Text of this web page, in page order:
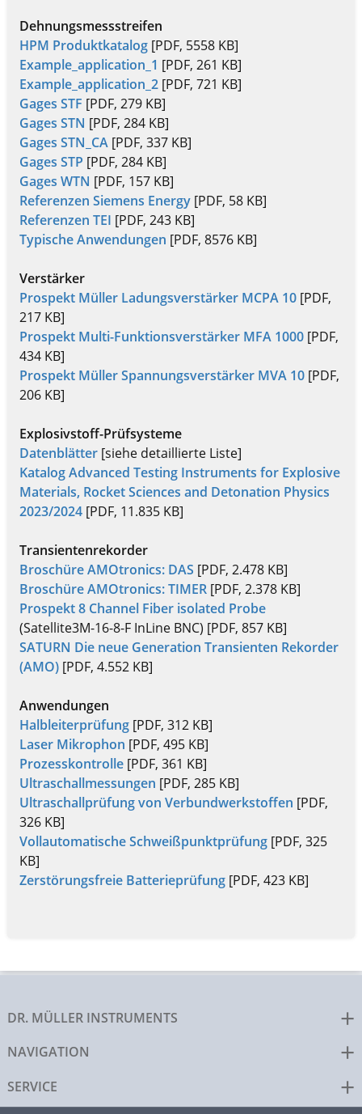
Dehnungsmessstreifen
HPM Produktkatalog[PDF, 5558 KB]
Example_application_1 [PDF, 261 KB]
Example_application_2[PDF, 721 KB]
Gages STF [PDF, 279 KB]
Gages STN [PDF, 284 KB]
Gages STN_CA[PDF, 337 KB]
Gages STP [PDF, 284 KB]
Gages WTN [PDF, 157 KB]
Referenzen Siemens Energy[PDF, 58 KB]
Referenzen TEI [PDF, 243 KB]
Typische Anwendungen [PDF, 8576 KB]
Verstärker
Prospekt Müller Ladungsverstärker MCPA 10[PDF,
217 KB]
Prospekt Multi-Funktionsverstärker MFA 1000[PDF,
434 KB]
Prospekt Müller Spannungsverstärker MVA 10[PDF,
206 KB]
Explosivstoff-Prüfsysteme
Datenblätter[siehe detaillierte Liste]
Katalog Advanced Testing Instruments for Explosive
Materials, Rocket Sciences and Detonation Physics
2023/2024[PDF, 11.835 KB]
Transientenrekorder
Broschüre AMOtronics: DAS [PDF, 2.478 KB]
Broschüre AMOtronics: TIMER[PDF, 2.378 KB]
Prospekt 8 Channel Fiber isolated Probe
(Satellite3M-16-8-F InLine BNC) [PDF, 857 KB]
SATURN Die neue Generation Transienten Rekorder
(AMO)[PDF, 4.552 KB]
Anwendungen
Halbleiterprüfung[PDF, 312 KB]
Laser Mikrophon [PDF, 495 KB]
Prozesskontrolle[PDF, 361 KB]
Ultraschallmessungen [PDF, 285 KB]
Ultraschallprüfung von Verbundwerkstoffen [PDF,
326 KB]
Vollautomatische Schweißpunktprüfung[PDF, 325
KB]
Zerstörungsfreie Batterieprüfung[PDF, 423 KB]
DR. MÜLLER INSTRUMENTS
NAVIGATION
SERVICE